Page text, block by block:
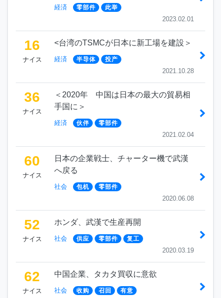
経済 零部件 此举
2023.02.01
16
ナイス
<台湾のTSMCが日本に新工場を建設＞
経済 半导体 投产
2021.10.28
36
ナイス
＜2020年 中国は日本の最大の貿易相
手国に＞
経済 伙伴 零部件
2021.02.04
60
ナイス
日本の企業戦士、チャーター機で武漢
へ戻る
社会 包机 零部件
2020.06.08
52
ナイス
ホンダ、武漢で生産再開
社会 供应 零部件 复工
2020.03.19
62
ナイス
中国企業、タカタ買収に意欲
社会 收购 召回 有意